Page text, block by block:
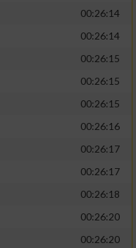
00:26:14
00:26:14
00:26:15
00:26:15
00:26:15
00:26:16
00:26:17
00:26:17
00:26:18
00:26:20
00:26:20